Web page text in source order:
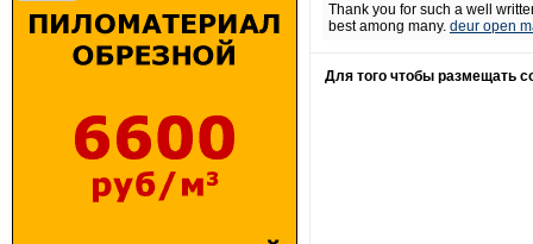
Thank you for such a well
best among many. deur open
Для того чтобы размещать